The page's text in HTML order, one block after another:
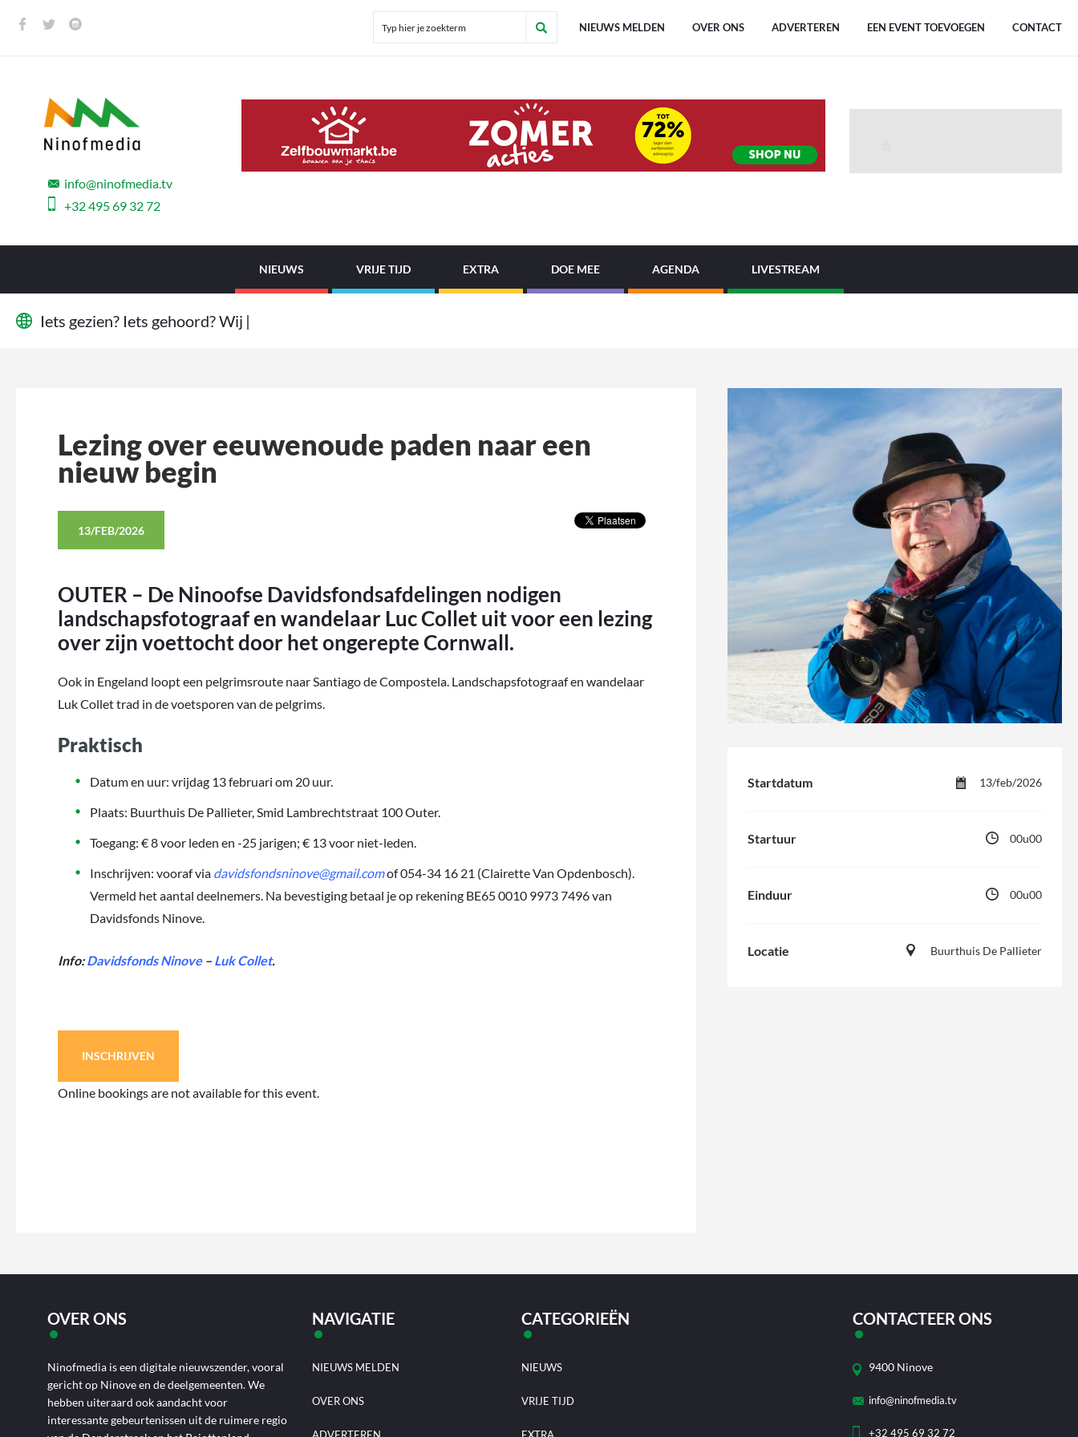
NIEUWS MELDEN OVER ONS ADVERTEREN EEN EVENT TOEVOEGEN CONTACT
info@ninofmedia.tv
+32 495 69 32 72
NIEUWS VRIJE TIJD EXTRA DOE MEE AGENDA LIVESTREAM
Iets gezien? Iets gehoord?Wij w
Lezing over eeuwenoude paden naar een
nieuw begin
13/FEB/2026
OUTER – De Ninoofse Davidsfondsafdelingen nodigen
landschapsfotograaf en wandelaar Luc Collet uit voor een lezing
over zijn voettocht door het ongerepte Cornwall.
Ook in Engeland loopt een pelgrimsroute naar Santiago de Compostela. Landschapsfotograaf en wandelaar
Luk Collet trad in de voetsporen van de pelgrims.
Praktisch
Datum en uur: vrijdag 13 februari om 20 uur.
Plaats: Buurthuis De Pallieter, Smid Lambrechtstraat 100 Outer.
Toegang: € 8 voor leden en -25 jarigen; € 13 voor niet-leden.
Inschrijven: vooraf via davidsfondsninove@gmail.comof 054-34 16 21 (Clairette Van Opdenbosch).
Vermeld het aantal deelnemers. Na bevestiging betaal je op rekening BE65 0010 9973 7496 van
Davidsfonds Ninove.
Info:Davidsfonds Ninove– Luk Collet.
INSCHRIJVEN
Online bookings are not available for this event.
Startdatum 13/feb/2026
Startuur 00u00
Einduur 00u00
Locatie Buurthuis De Pallieter
OVER ONS
Ninofmedia is een digitale nieuwszender, vooral
gericht op Ninove en de deelgemeenten. We
hebben uiteraard ook aandacht voor
interessante gebeurtenissen uit de ruimere regio
NAVIGATIE
NIEUWS MELDEN
OVER ONS
ADVERTEREN
CATEGORIEËN
NIEUWS
VRIJE TIJD
EXTRA
CONTACTEER ONS
9400 Ninove
info@ninofmedia.tv
+32 495 69 32 72